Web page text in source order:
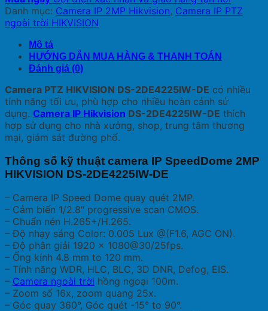
Danh mục: Camera IP 2MP Hikvision, Camera IP PTZ
ngoài trời HIKVISION
Mô tả
HƯỚNG DẪN MUA HÀNG & THANH TOÁN
Đánh giá (0)
Camera PTZ HIKVISION DS-2DE4225IW-DE có nhiều
tính năng tối ưu, phù hợp cho nhiều hoàn cảnh sử
dụng. Camera IP Hikvision DS-2DE4225IW-DE thích
hợp sử dụng cho nhà xưởng, shop, trung tâm thương
mại, giám sát đường phố.
Thông số kỹ thuật camera IP SpeedDome 2MP
HIKVISION DS-2DE4225IW-DE
– Camera IP Speed Dome quay quét 2MP.
– Cảm biến 1/2.8″ progressive scan CMOS.
– Chuẩn nén H.265+/H.265.
– Độ nhạy sáng Color: 0.005 Lux @(F1.6, AGC ON).
– Độ phân giải 1920 × 1080@30/25fps.
– Ống kính 4.8 mm to 120 mm.
– Tính năng WDR, HLC, BLC, 3D DNR, Defog, EIS.
– Camera ngoài trời hồng ngoại 100m.
– Zoom số 16x, zoom quang 25x.
– Góc quay 360°, Góc quét -15° to 90°.